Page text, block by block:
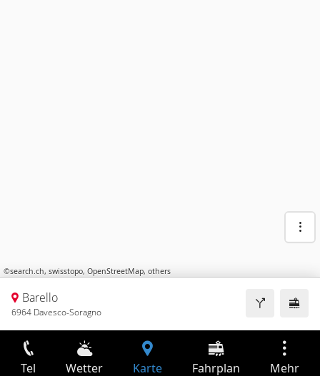
©search.ch, swisstopo, OpenStreetMap, others
Barello
6964 Davesco-Soragno
Tel Wetter Karte Fahrplan Mehr